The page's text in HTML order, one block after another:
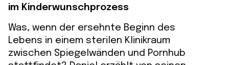
im Kinderwunschprozess
Was, wenn der ersehnte Beginn des
Lebens in einem sterilen Klinikraum
zwischen Spiegelwänden und Pornhub